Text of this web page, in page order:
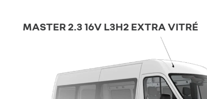
MASTER 2.3 16V L3H2 EXTRA VITRÉ